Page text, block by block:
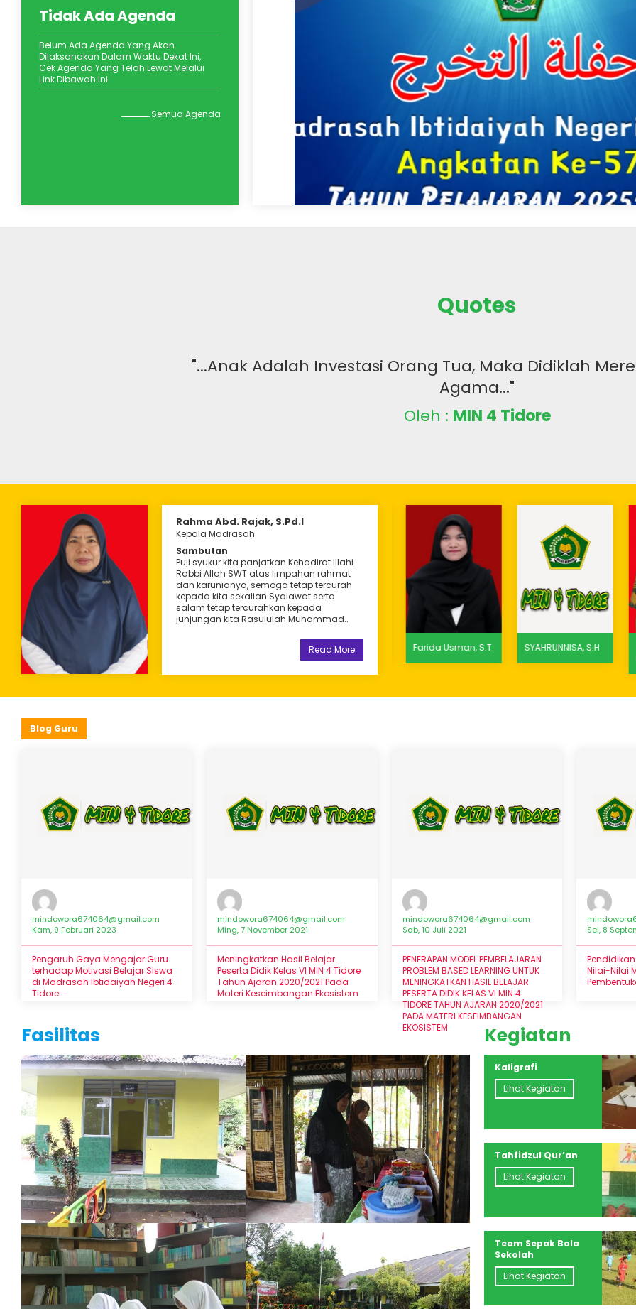
Tidak Ada Agenda
Belum Ada Agenda Yang Akan
Dilaksanakan Dalam Waktu Dekat Ini,
Cek Agenda Yang Telah Lewat Melalui
Link Dibawah Ini
Semua Agenda
Dari Madrasah Menuju
Tidore Kepulauan, 2 Juni 2026 –
kebahagiaan menyelimuti
halaman Madrasah Ibtidaiyah
Negeri (MIN) 4 Tidore Kepulauan
Kelulusan, Perpisahan, dan
Haflah Kelas VI Tahun Pelajaran
2025/2026 yang berlangsung
MIN 4 Tidore Gelar
Penutupan Pesantren
Ramadhan 1447 H
Khidmat dan Penuh
Kebersamaan
Kegiatan Pesantren
Februari 2026, bertempat di
madrasah. Penutupan
dilakukan langsung oleh
Madrasah, Ibu Rahma Abd.
Rajak, S.Pd.I., M.Pd., setelah
rangkaian kegiatan
Quotes
"...Anak Adalah Investasi Orang Tua, Maka Didiklah
Agama..."
Oleh : MIN 4 Tidore
Rahma Abd. Rajak, S.Pd.I
Kepala Madrasah
Sambutan
Puji syukur kita panjatkan Kehadirat Illahi
Rabbi Allah SWT atas limpahan rahmat
dan karunianya, semoga tetap tercurah
kepada kita sekalian Syalawat serta
salam tetap tercurahkan kepada
junjungan kita Rasululah Muhammad..
Read More
S.Pd Taeba Alim, S.Pd
Jamitun Hi. Aly,
S.Pd.I
Farida Usman, S.T. SYAHRUNNISA, S.H
Blog Guru
mindowora674064@gmail.com
Kam, 9 Februari 2023
Pengaruh Gaya Mengajar Guru
terhadap Motivasi Belajar Siswa
di Madrasah Ibtidaiyah Negeri 4
Tidore
mindowora674064@gmail.com
Ming, 7 November 2021
Meningkatkan Hasil Belajar
Peserta Didik Kelas VI MIN 4 Tidore
Tahun Ajaran 2020/2021 Pada
Materi Keseimbangan Ekosistem
mindowora674064@gmail.com
Sab, 10 Juli 2021
PENERAPAN MODEL PEMBELAJARAN
PROBLEM BASED LEARNING UNTUK
MENINGKATKAN HASIL BELAJAR
PESERTA DIDIK KELAS VI MIN 4
TIDORE TAHUN AJARAN 2020/2021
PADA MATERI KESEIMBANGAN
EKOSISTEM
Sel, 8
Nilai-Nilai
Fasilitas Kegiatan
Kaligrafi
Lihat Kegiatan
Tahfidzul Qur’an
Lihat Kegiatan
Team Sepak Bola
Sekolah
Lihat Kegiatan